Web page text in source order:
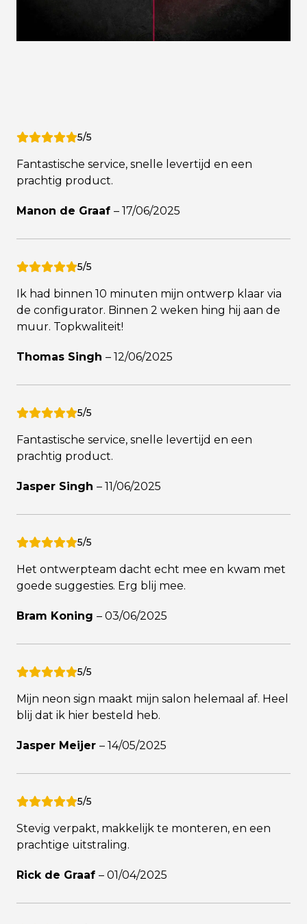
5/5
Fantastische service, snelle levertijd en een
prachtig product.
Manon de Graaf – 17/06/2025
5/5
Ik had binnen 10 minuten mijn ontwerp klaar via
de configurator. Binnen 2 weken hing hij aan de
muur. Topkwaliteit!
Thomas Singh – 12/06/2025
5/5
Fantastische service, snelle levertijd en een
prachtig product.
Jasper Singh – 11/06/2025
5/5
Het ontwerpteam dacht echt mee en kwam met
goede suggesties. Erg blij mee.
Bram Koning – 03/06/2025
5/5
Mijn neon sign maakt mijn salon helemaal af. Heel
blij dat ik hier besteld heb.
Jasper Meijer – 14/05/2025
5/5
Stevig verpakt, makkelijk te monteren, en een
prachtige uitstraling.
Rick de Graaf – 01/04/2025